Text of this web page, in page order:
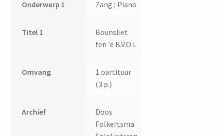
Onderwerp 1 Zang ; Piano
Titel 1
Bounsliet
fen 'e B.V.O.L
Omvang
1 partituur
(3 p.)
Archief
Doos
Folkertsma